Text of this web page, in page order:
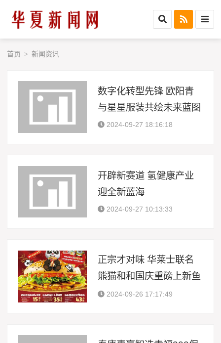
首页 > 新闻资讯
数字化转型先锋 欧阳青
与星星服装共绘未来蓝图
2024-09-27 18:16:18
开辟新赛道 氢健康产业
迎全新蓝海
2024-09-27 10:13:33
正宗才对味 华莱士联名
熊猫和和国庆重磅上新鱼
香肉丝鸡腿堡
2024-09-26 17:17:49